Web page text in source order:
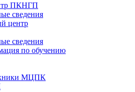
ПКНГП
сведения
центр
сведения
по обучению
МЦПК